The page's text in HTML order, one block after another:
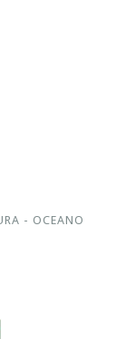
- OCEANO